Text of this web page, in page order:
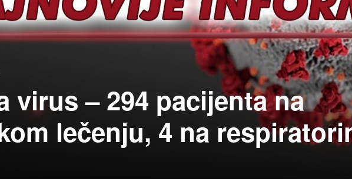
virus – 294 pacijenta na
lečenju, 4 na